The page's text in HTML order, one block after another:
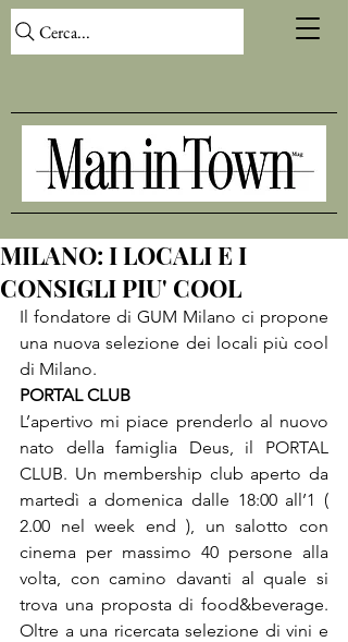
Cerca...
MILANO: I LOCALI E I
CONSIGLI PIU' COOL
Il fondatore di GUM Milano ci propone
una nuova selezione dei locali più cool
di Milano.
PORTAL CLUB
L’apertivo mi piace prenderlo al nuovo
nato della famiglia Deus, il PORTAL
CLUB. Un membership club aperto da
martedì a domenica dalle 18:00 all’1 (
2.00 nel week end ), un salotto con
cinema per massimo 40 persone alla
volta, con camino davanti al quale si
trova una proposta di food&beverage.
Oltre a una ricercata selezione di vini e